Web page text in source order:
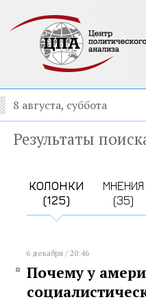
8 августа, суббота
Результаты
КОЛОНКИ
(125)
МНЕНИЯ
(35)
6 декабря / 20:46
Почему у